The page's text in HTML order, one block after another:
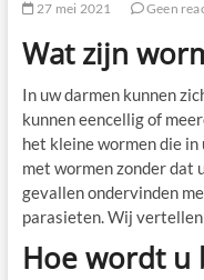
27 mei 2021 Geen
Wat zijn
In uw darmen kunnen
kunnen eencellig of
het kleine wormen die
met wormen zonder dat
gevallen ondervinden
parasieten. Wij
Hoe wordt u